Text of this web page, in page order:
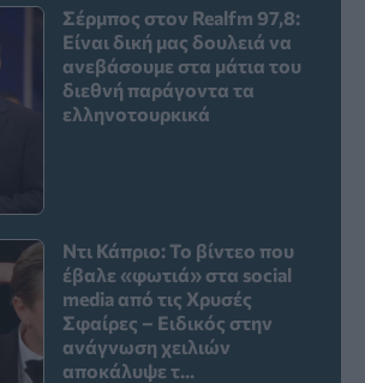
Σέρμπος στον Realfm 97,8:
Είναι δική μας δουλειά να
ανεβάσουμε στα μάτια του
διεθνή παράγοντα τα
ελληνοτουρκικά
Ντι Κάπριο: Το βίντεο που
έβαλε «φωτιά» στα social
media από τις Χρυσές
Σφαίρες – Ειδικός στην
ανάγνωση χειλιών
αποκάλυψε τ...